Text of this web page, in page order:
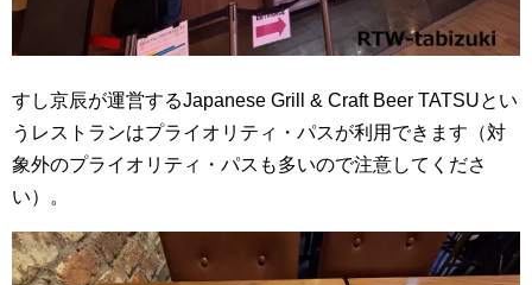
すし京辰が運営するJapanese Grill & Craft Beer TATSUとい
うレストランはプライオリティ・パスが利用できます（対
象外のプライオリティ・パスも多いので注意してくださ
い）。